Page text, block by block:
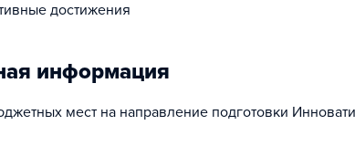
достижения
информация
мест на направление подготовки